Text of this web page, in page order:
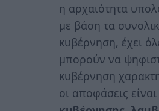
η αρχαιότητα
με βάση τα
κυβέρνηση, έχει
μπορούν να
κυβέρνηση
οι αποφάσεις